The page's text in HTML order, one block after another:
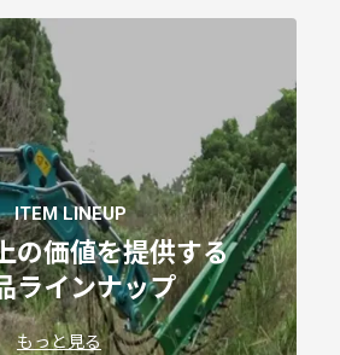
ITEM LINEUP
の価値を提供する
ラインナップ
もっと見る